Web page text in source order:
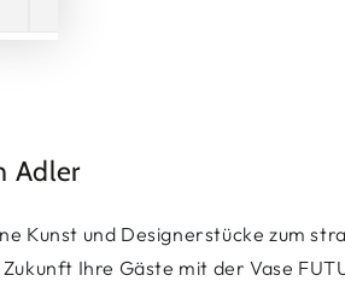
Adler
Kunst und Designerstücke zum
Ihre Gäste mit der Vase